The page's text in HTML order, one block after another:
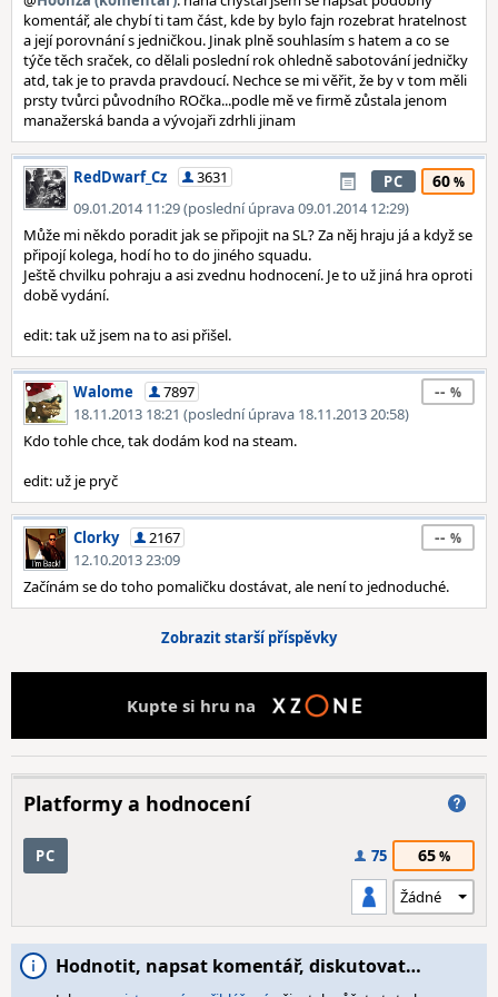
komentář, ale chybí ti tam část, kde by bylo fajn rozebrat hratelnost
a její porovnání s jedničkou. Jinak plně souhlasím s hatem a co se
týče těch sraček, co dělali poslední rok ohledně sabotování jedničky
atd, tak je to pravda pravdoucí. Nechce se mi věřit, že by v tom měli
prsty tvůrci původního ROčka...podle mě ve firmě zůstala jenom
manažerská banda a vývojaři zdrhli jinam
RedDwarf_Cz
3631
09.01.2014 11:29 (poslední úprava 09.01.2014 12:29)
PC 60
Může mi někdo poradit jak se připojit na SL? Za něj hraju já a když se
připojí kolega, hodí ho to do jiného squadu.
Ještě chvilku pohraju a asi zvednu hodnocení. Je to už jiná hra oproti
době vydání.
edit: tak už jsem na to asi přišel.
Walome
7897
18.11.2013 18:21 (poslední úprava 18.11.2013 20:58)
--
Kdo tohle chce, tak dodám kod na steam.
edit: už je pryč
Clorky
2167
12.10.2013 23:09
--
Začínám se do toho pomaličku dostávat, ale není to jednoduché.
Zobrazit starší příspěvky
Kupte si hru na
Platformy a hodnocení
PC 75 65
Hodnotit, napsat komentář, diskutovat…